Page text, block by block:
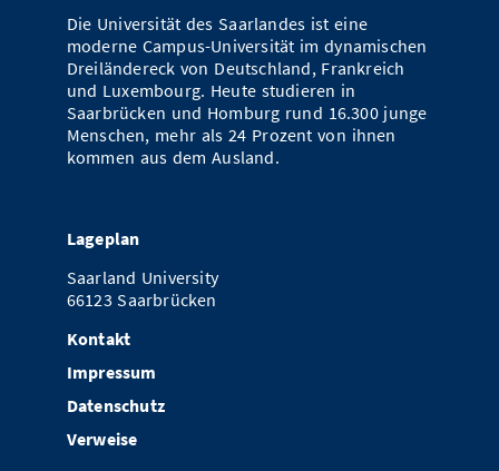
Open Science/Open Access
Zahlen & Fakten
Preise, Auszeichnungen und Förderungen
Kontakt
SIC Merchandise
SIC Podcast
Anfahrt
AnsprechpartnerInnen, Personen, Forschungsgruppen
Termine, Vorträge und Veranstaltungen
Alumni
Die Universität des Saarlandes ist eine
moderne Campus-Universität im dynamischen
Dreiländereck von Deutschland, Frankreich
und Luxembourg. Heute studieren in
Saarbrücken und Homburg rund 16.300 junge
Menschen, mehr als 24 Prozent von ihnen
kommen aus dem Ausland.
Lageplan
Saarland University
66123 Saarbrücken
Kontakt
Impressum
Datenschutz
Verweise